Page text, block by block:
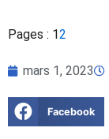
Pages : 12
mars 1, 2023
Facebook